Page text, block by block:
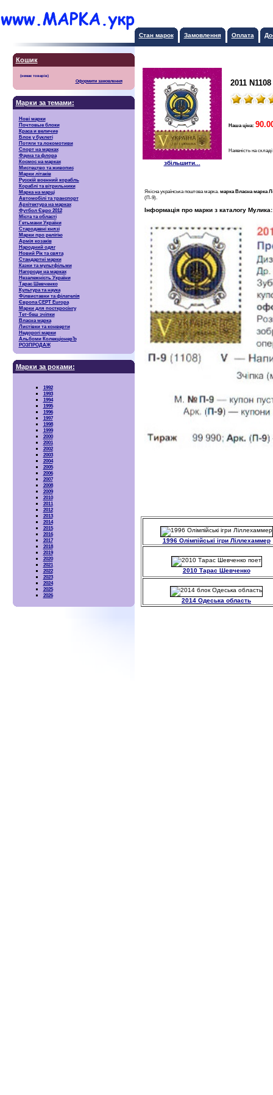
Стан марок Замовлення Оплата
Кошик
Оформити замовлення
Марки за темами:
Нові марки
Почтовые блоки
Краса и величие
Блок у буклеті
Потяги та локомотиви
Спорт на марках
Фауна та флора
Космос на марках
Мистецтво та живопис
Марки літаків
Русскiй воєнний корабль
Кораблі та вітрильники
Марка на марці
Автомобілі та транспорт
Архітектура на марках
Футбол Євро 2012
Міста та області
Гетьмани України
Стародавні князі
Марки про релігію
Армія козаків
Народний одяг
Новий Рік та свята
Стандартні марки
Казки та мультфільми
Нагороди на марках
Незалежність України
Тарас Шевченко
Культура та наука
Філвиставки та філателія
Європа CEPT Europa
Марки для посткросінгу
Тет-беш зчіпки
Власна марка
Листівки та конверти
Недорогі марки
Альбоми КолекціонерЪ
РОЗПРОДАЖ
Марки за роками:
1992
1993
1994
1995
1996
1997
1998
1999
2000
2001
2002
2003
2004
2005
2006
2007
2008
2009
2010
2011
2012
2013
2014
2015
2016
2017
2018
2019
2020
2021
2022
2023
2024
2025
2026
збільшити...
2011
Наша ціна:
Наявність на
Якісна українська поштова марка. марка Власна марка
(П-9).
Інформація про марки з каталогу Мулика:
1996 Олімпійські ігри Ліллехаммер
2010 Тарас Шевченко
2014 Одеська область